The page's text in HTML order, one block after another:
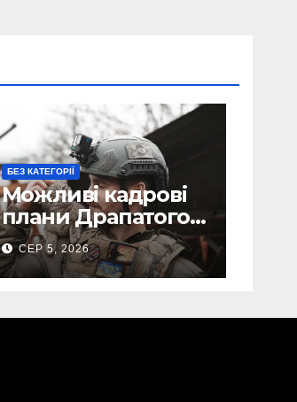
БЕЗ КАТЕГОРІЇ
Можливі кадрові
плани Драпатого:
Маркусу
пророкують
важливу посаду у
СЕР 5, 2026